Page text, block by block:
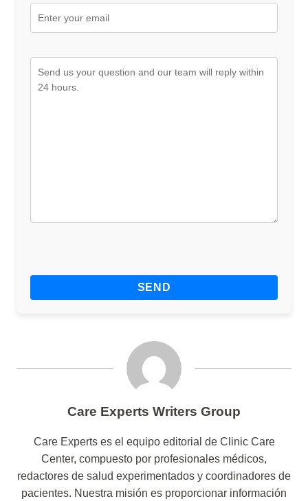
Care Experts Writers Group
Care Experts es el equipo editorial de Clinic Care
Center, compuesto por profesionales médicos,
redactores de salud experimentados y coordinadores de
pacientes. Nuestra misión es proporcionar información